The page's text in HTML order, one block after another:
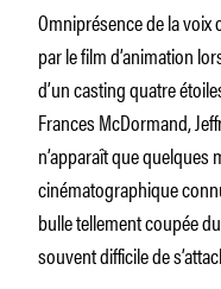
Omniprésence de la
par le film d’animation
d’un casting quatre
Frances McDormand,
n’apparaît que quelques
cinématographique
bulle tellement coupée
souvent difficile de